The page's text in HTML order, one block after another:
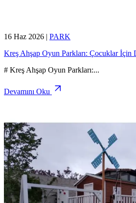
16 Haz 2026 | PARK
Kreş Ahşap Oyun Parkları: Çocuklar İçin
# Kreş Ahşap Oyun Parkları:...
Devamını Oku